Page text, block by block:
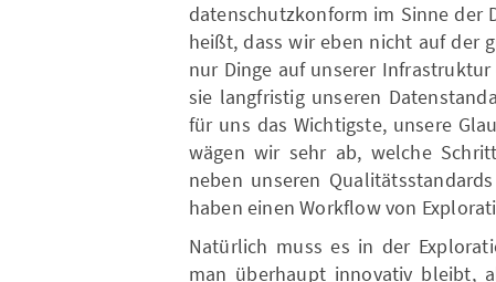
datenschutzkonform im Sinne der
heißt, dass wir eben nicht auf der
nur Dinge auf unserer
sie langfristig unseren
für uns das Wichtigste, unsere
wägen wir sehr ab, welche
neben unseren
haben einen Workflow von
Natürlich muss es in der
man überhaupt innovativ bleibt,